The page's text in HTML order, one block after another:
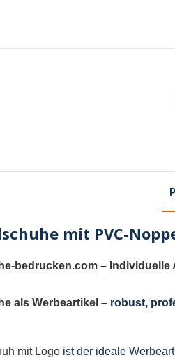
mit PVC-
bedrucken.com –
als Werbeartikel – robust,
mit Logo ist der ideale